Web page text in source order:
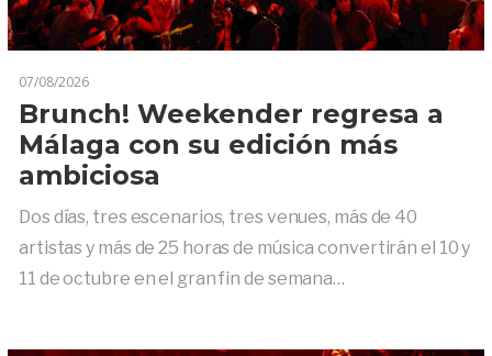
07/08/2026
Brunch! Weekender regresa a
Málaga con su edición más
ambiciosa
Dos días, tres escenarios, tres venues, más de 40
artistas y más de 25 horas de música convertirán el 10 y
11 de octubre en el gran fin de semana…